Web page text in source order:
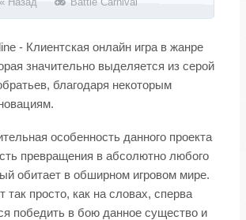
- Клиентская онлайн игра в жанре
значительно выделяется из серой
благодаря некоторым
особенность данного проекта
превращения в абсолютно любого
обитает в обширном игровом мире.
так просто, как на словах, сперва
победить в бою данное существо и